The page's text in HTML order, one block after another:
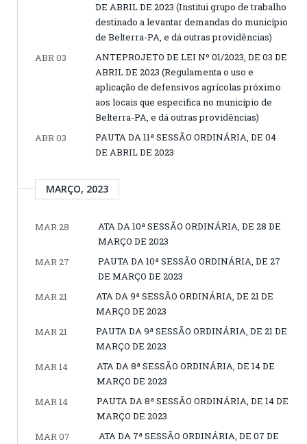
DE ABRIL DE 2023 (Institui grupo de trabalho
destinado a levantar demandas do município
de Belterra-PA, e dá outras providências)
ABR 03
ANTEPROJETO DE LEI Nº 01/2023, DE 03 DE
ABRIL DE 2023 (Regulamenta o uso e
aplicação de defensivos agrícolas próximo
aos locais que especifica no município de
Belterra-PA, e dá outras providências)
ABR 03
PAUTA DA 11ª SESSÃO ORDINÁRIA, DE 04
DE ABRIL DE 2023
MARÇO, 2023
MAR 28
ATA DA 10ª SESSÃO ORDINÁRIA, DE 28 DE
MARÇO DE 2023
MAR 27
PAUTA DA 10ª SESSÃO ORDINÁRIA, DE 27
DE MARÇO DE 2023
MAR 21
ATA DA 9ª SESSÃO ORDINÁRIA, DE 21 DE
MARÇO DE 2023
MAR 21
PAUTA DA 9ª SESSÃO ORDINÁRIA, DE 21 DE
MARÇO DE 2023
MAR 14
ATA DA 8ª SESSÃO ORDINÁRIA, DE 14 DE
MARÇO DE 2023
MAR 14
PAUTA DA 8ª SESSÃO ORDINÁRIA, DE 14 DE
MARÇO DE 2023
MAR 07
ATA DA 7ª SESSÃO ORDINÁRIA, DE 07 DE